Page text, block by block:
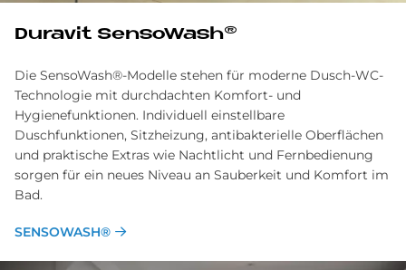
Du­ra­vit Sen­so­Wa­s­h®
Die SensoWash®-Modelle stehen für moderne Dusch-WC-
Technologie mit durchdachten Komfort- und
Hygienefunktionen. Individuell einstellbare
Duschfunktionen, Sitzheizung, antibakterielle Oberflächen
und praktische Extras wie Nachtlicht und Fernbedienung
sorgen für ein neues Niveau an Sauberkeit und Komfort im
Bad.
SENSOWASH®